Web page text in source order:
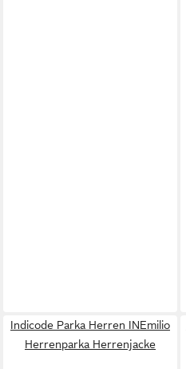
Indicode Parka Herren INEmilio
Herrenparka Herrenjacke